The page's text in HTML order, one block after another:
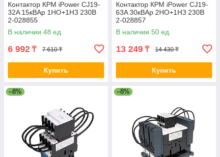
Контактор КРМ iPower CJ19-
32A 15кВАр 1НО+1НЗ 230В
2-028855
В наличии 48 ед.
6 992 ₸ 7 610 ₸
Купить
Контактор КРМ iPower CJ19-
63A 30кВАр 2НО+1НЗ 230В
2-028857
В наличии 50 ед.
13 249 ₸ 14 430 ₸
Купить
–8% –8%